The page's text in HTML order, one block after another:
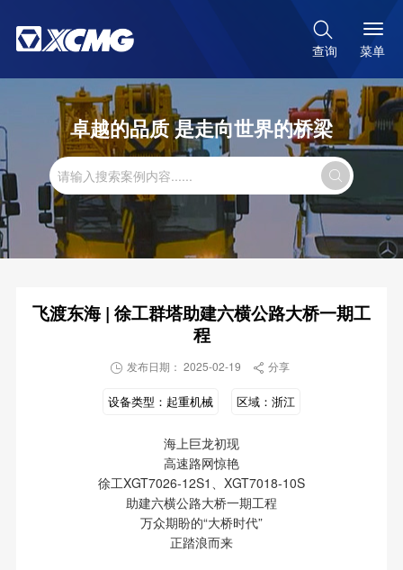

查询 菜单
卓越的品质 是走向世界的桥梁

飞渡东海 | 徐工群塔助建六横公路大桥一期工
程
 发布日期： 2025-02-19  分享
设备类型： 起重机械 区域： 浙江
海上巨龙初现
高速路网惊艳
徐工XGT7026-12S1、XGT7018-10S
助建六横公路大桥一期工程
万众期盼的“大桥时代”
正踏浪而来